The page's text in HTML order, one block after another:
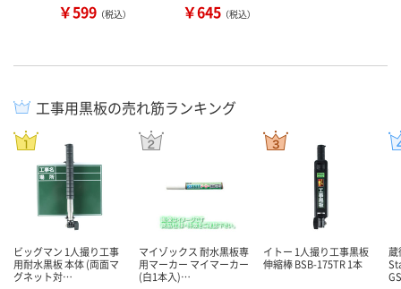
￥599 （税込） ￥645 （税込）
工事用黒板の売れ筋ランキング
ビッグマン 1人撮り工事
用耐水黒板 本体 (両面マ
グネット対…
マイゾックス 耐水黒板専
用マーカー マイマーカー
(白1本入)…
イトー 1人撮り工事黒板
伸縮棒 BSB-175TR 1本
蔵